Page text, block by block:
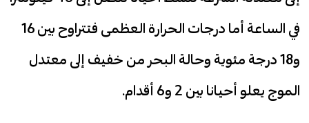
في الساعة أما درجات الحرارة العظمى فتتراوح بين 16
و18 درجة مئوية وحالة البحر من خفيف إلى معتدل
الموج يعلو أحيانا بين 2 و6 أقدام.